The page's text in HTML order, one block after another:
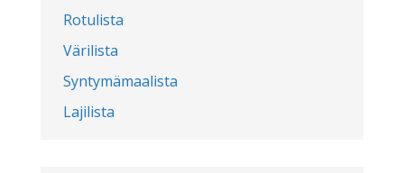
Rotulista
Värilista
Syntymämaalista
Lajilista